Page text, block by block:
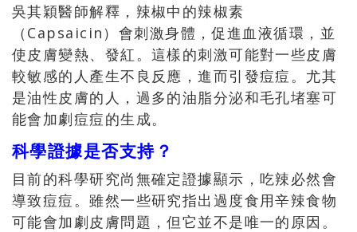
吳其穎醫師解釋，辣椒中的辣椒素
（Capsaicin）會刺激身體，促進血液循環，並
使皮膚變熱、發紅。這樣的刺激可能對一些皮膚
較敏感的人產生不良反應，進而引發痘痘。尤其
是油性皮膚的人，過多的油脂分泌和毛孔堵塞可
能會加劇痘痘的生成。
科學證據是否支持？
目前的科學研究尚無確定證據顯示，吃辣必然會
導致痘痘。雖然一些研究指出過度食用辛辣食物
可能會加劇皮膚問題，但它並不是唯一的原因。